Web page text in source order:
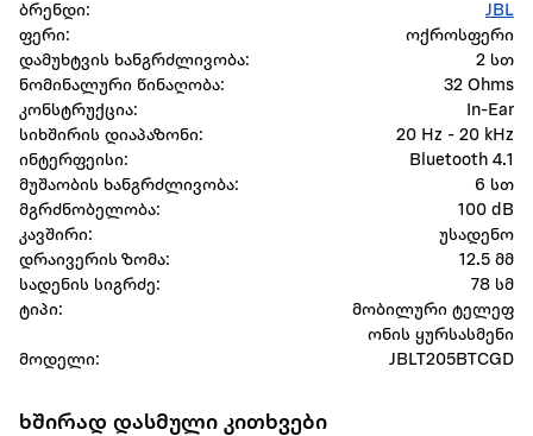
ბრენდი:
JBL
ფერი:
ოქროსფერი
დამუხტვის ხანგრძლივობა:
2 სთ
ნომინალური წინაღობა:
32 Ohms
კონსტრუქცია:
In-Ear
სიხშირის დიაპაზონი:
20 Hz - 20 kHz
ინტერფეისი:
Bluetooth 4.1
მუშაობის ხანგრძლივობა:
6 სთ
მგრძნობელობა:
100 dB
კავშირი:
უსადენო
დრაივერის ზომა:
12.5 მმ
სადენის სიგრძე:
78 სმ
ტიპი:
მობილური ტელეფ
ონის ყურსასმენი
მოდელი:
JBLT205BTCGD
ხშირად დასმული კითხვები